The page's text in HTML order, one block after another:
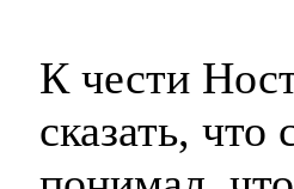
К чести
сказать,